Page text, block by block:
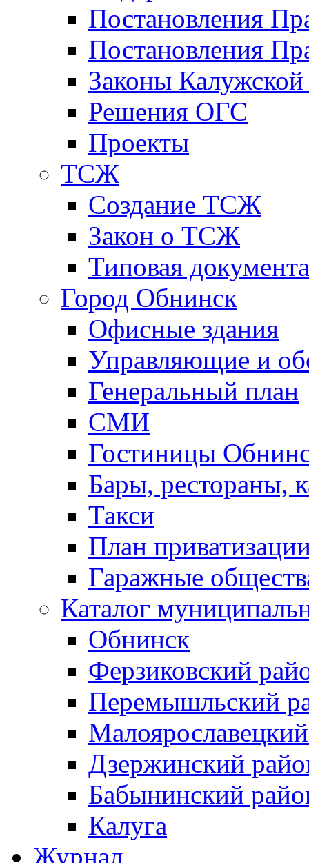
Постановления
Постановления
Законы Калужской
Решения ОГС
Проекты
ТСЖ
Создание ТСЖ
Закон о ТСЖ
Типовая
Город Обнинск
Офисные здания
Управляющие и
Генеральный план
СМИ
Гостиницы
Бары, рестораны,
Такси
План
Гаражные
Каталог
Обнинск
Ферзиковский
Перемышльский
Дзержинский
Бабынинский
Калуга
Журнал